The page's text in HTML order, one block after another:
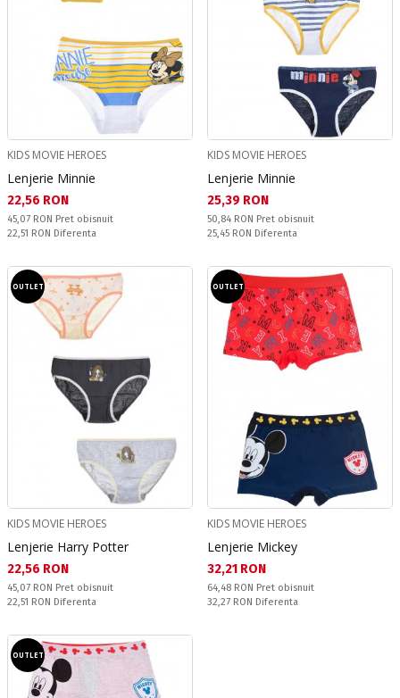
KIDS MOVIE HEROES
Lenjerie Minnie
Текуща цена:
22,56 RON
Pret obisnuit:
45,07 RON Pret obisnuit
Спестявате:
22,51 RON Diferenta
KIDS MOVIE HEROES
Lenjerie Minnie
Текуща цена:
25,39 RON
Pret obisnuit:
50,84 RON Pret obisnuit
Спестявате:
25,45 RON Diferenta
OUTLET
KIDS MOVIE HEROES
Lenjerie Harry Potter
Текуща цена:
22,56 RON
Pret obisnuit:
45,07 RON Pret obisnuit
Спестявате:
22,51 RON Diferenta
OUTLET
KIDS MOVIE HEROES
Lenjerie Mickey
Текуща цена:
32,21 RON
Pret obisnuit:
64,48 RON Pret obisnuit
Спестявате:
32,27 RON Diferenta
OUTLET